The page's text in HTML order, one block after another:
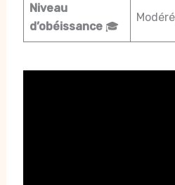
Niveau
d’obéissance🎓